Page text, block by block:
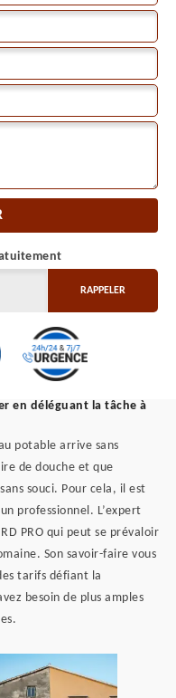
en déléguant la tâche à
potable arrive sans
de douche et que
souci. Pour cela, il est
professionnel. L’expert
PRO qui peut se prévaloir
Son savoir-faire vous
tarifs défiant la
besoin de plus amples